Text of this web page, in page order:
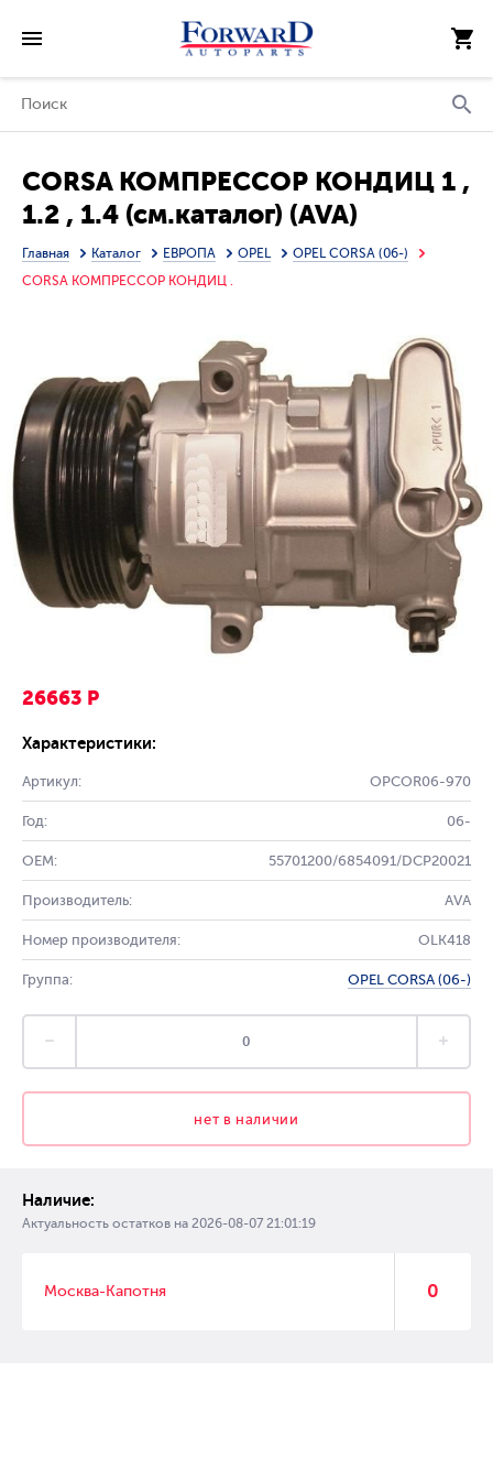
CORSA КОМПРЕССОР КОНДИЦ 1 ,
1.2 , 1.4 (см.каталог) (AVA)
Главная Каталог ЕВРОПА OPEL
OPEL CORSA (06-)
CORSA КОМПРЕССОР КОНДИЦ .
26663 Р
Характеристики:
Артикул: OPCOR06-970
Год: 06-
OEM: 55701200/6854091/DCP20021
Производитель: AVA
Номер производителя: OLK418
Группа: OPEL CORSA (06-)
нет в наличии
Наличие:
Актуальность остатков на 2026-08-07 21:01:19
Москва-Капотня 0